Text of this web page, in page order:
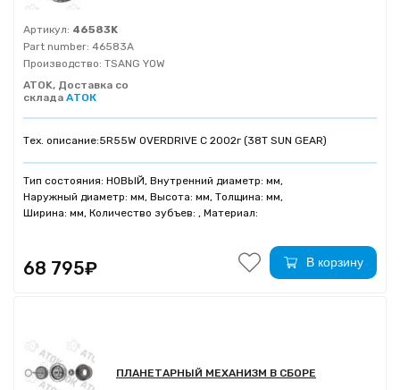
Артикул: 46583K
Part number: 46583A
Производство: TSANG YOW
ATOK, Доставка со
склада АТОК
Тех. описание:5R55W OVERDRIVE С 2002г (38T SUN GEAR)
Тип состояния: НОВЫЙ, Внутренний диаметр: мм,
Наружный диаметр: мм, Высота: мм, Толщина: мм,
Ширина: мм, Количество зубъев: , Материал:
68 795₽ В корзину
ПЛАНЕТАРНЫЙ МЕХАНИЗМ В СБОРЕ